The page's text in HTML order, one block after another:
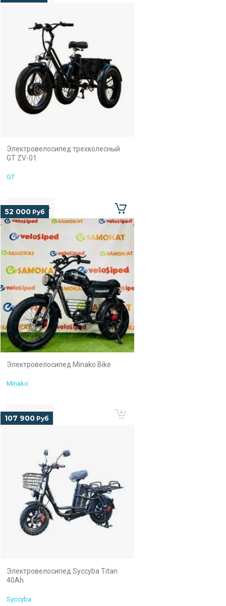
Электровелосипед трехколесный
GT ZV-01
GT
52 000 Руб
Электровелосипед Minako Bike
Minako
107 900 Руб
Электровелосипед Syccyba Titan
40Ah
Syccyba